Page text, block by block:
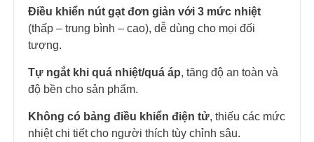
Điều khiển nút gạt đơn giản với 3 mức nhiệt
(thấp – trung bình – cao), dễ dùng cho mọi đối
tượng.
Tự ngắt khi quá nhiệt/quá áp, tăng độ an toàn và
độ bền cho sản phẩm.
Không có bảng điều khiển điện tử, thiếu các mức
nhiệt chi tiết cho người thích tùy chỉnh sâu.